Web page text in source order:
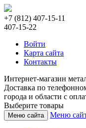
+7 (812) 407-15-11
407-15-22
Войти
Карта сайта
Контакты
Интернет-магазин
Доставка по
города и области с
Выберите товары
Меню сайта Меню